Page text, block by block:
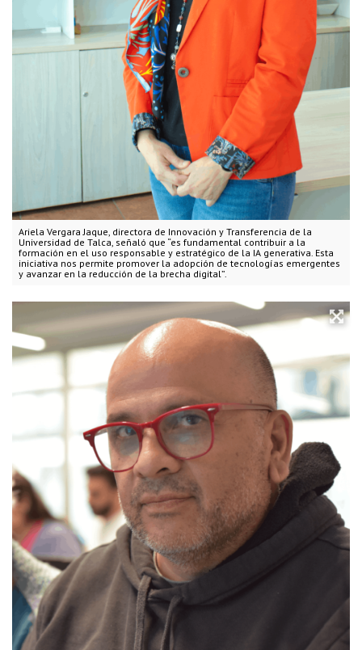
Ariela Vergara Jaque, directora de Innovación y Transferencia de la
Universidad de Talca, señaló que “es fundamental contribuir a la
formación en el uso responsable y estratégico de la IA generativa. Esta
iniciativa nos permite promover la adopción de tecnologías emergentes
y avanzar en la reducción de la brecha digital”.